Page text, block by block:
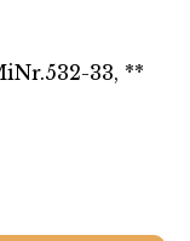
33, **